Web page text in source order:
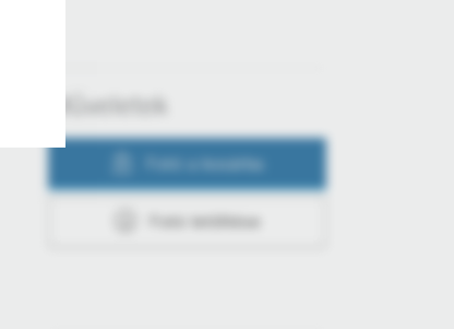
Műveletek
Fotó a kosárba
Fotó letöltése